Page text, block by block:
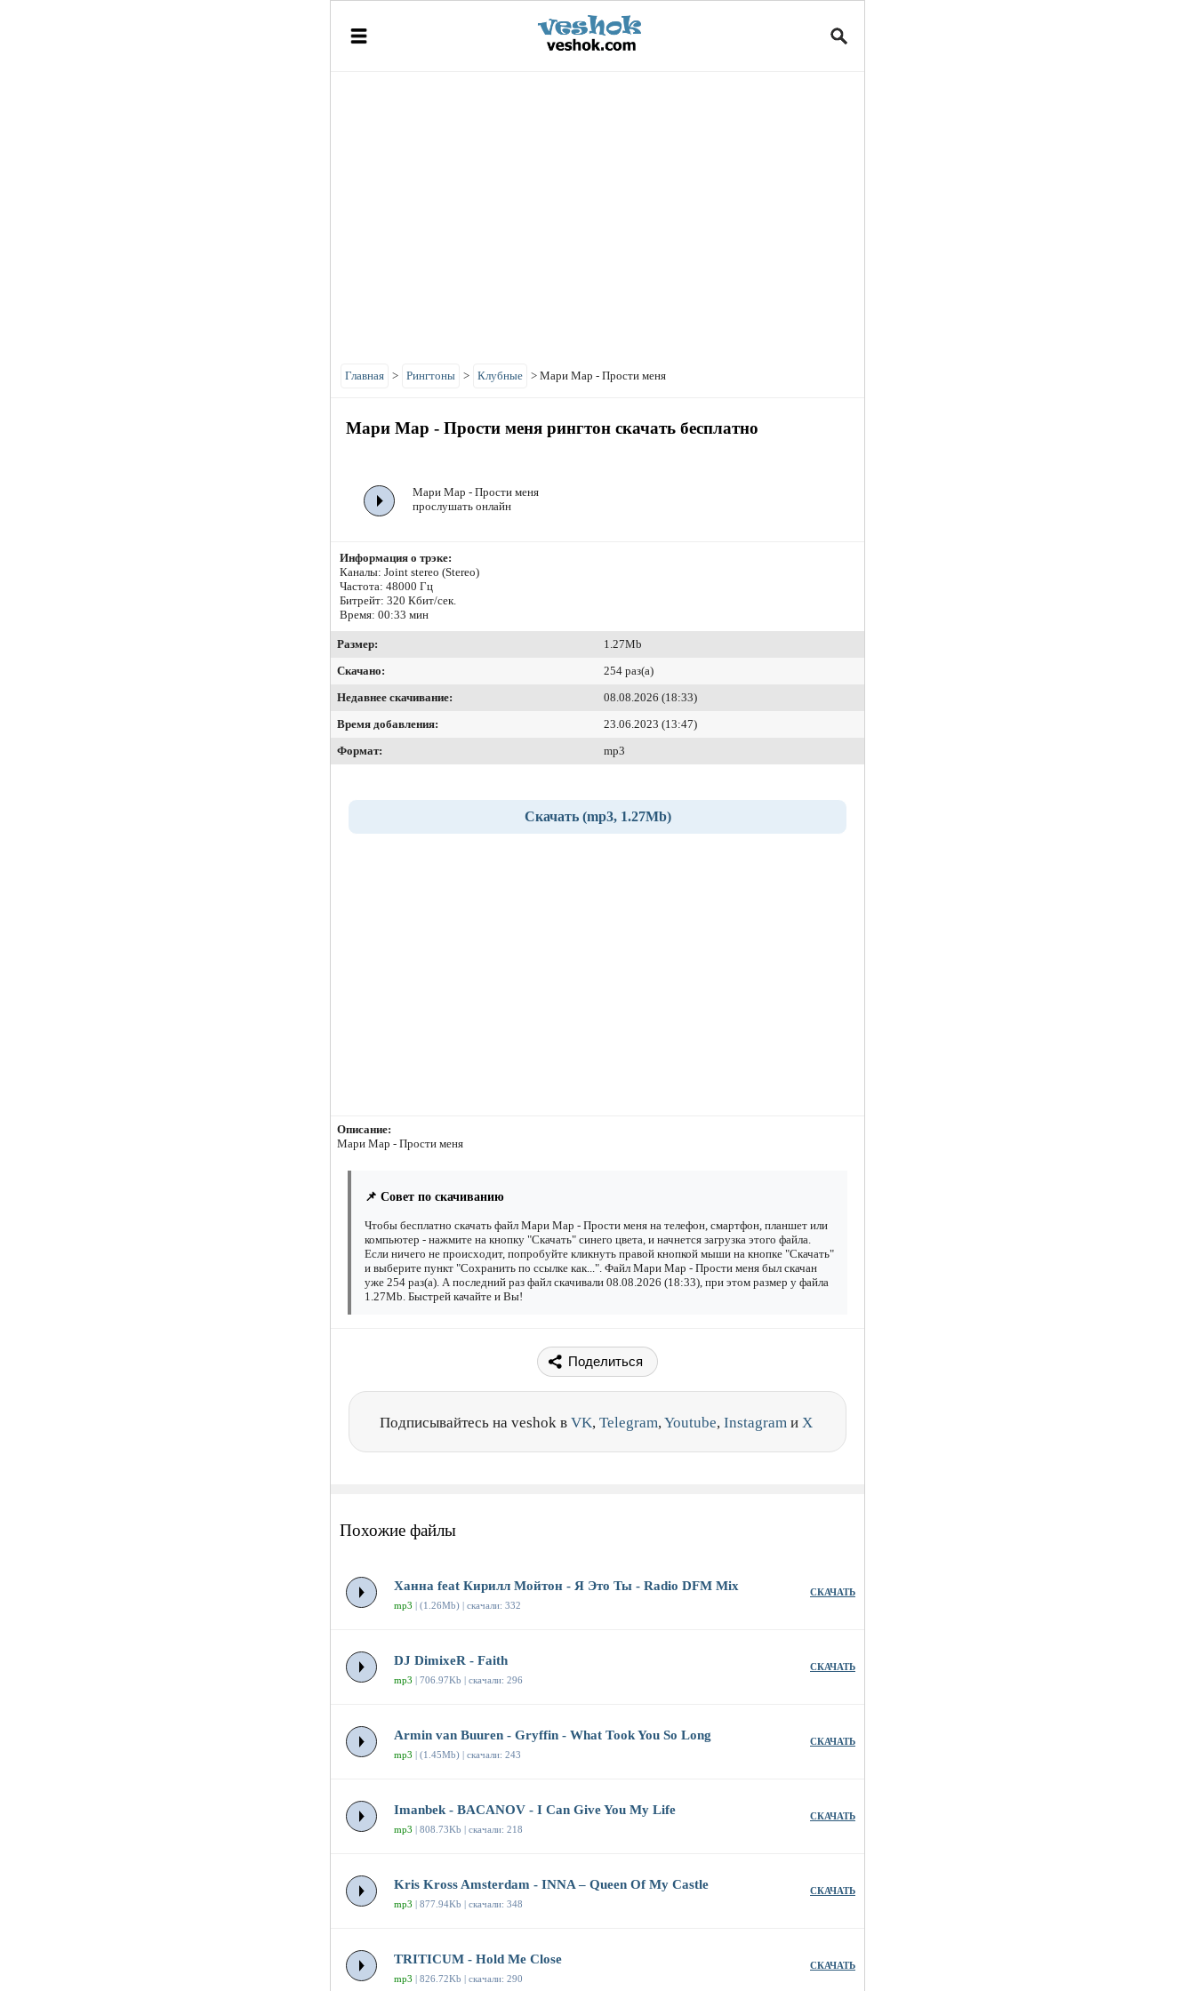
Главная > Рингтоны > Клубные > Мари Мар - Прости меня
Мари Мар - Прости меня рингтон скачать бесплатно
Мари Мар - Прости меня
прослушать онлайн
Информация о трэке:
Каналы: Joint stereo (Stereo)
Частота: 48000 Гц
Битрейт: 320 Кбит/сек.
Время: 00:33 мин
Размер:
1.27Mb
Скачано:
254 раз(а)
Недавнее скачивание:
08.08.2026 (18:33)
Время добавления:
23.06.2023 (13:47)
Формат:
mp3
Скачать (mp3, 1.27Mb)
Описание:
Мари Мар - Прости меня
📌 Совет по скачиванию
Чтобы бесплатно скачать файл Мари Мар - Прости меня на телефон, смартфон, планшет или
компьютер - нажмите на кнопку "Скачать" синего цвета, и начнется загрузка этого файла.
Если ничего не происходит, попробуйте кликнуть правой кнопкой мыши на кнопке "Скачать"
и выберите пункт "Сохранить по ссылке как...". Файл Мари Мар - Прости меня был скачан
уже 254 раз(а). А последний раз файл скачивали 08.08.2026 (18:33), при этом размер у файла
1.27Mb. Быстрей качайте и Вы!
Поделиться
Подписывайтесь на veshok в VK, Telegram,Youtube, Instagram и X
Похожие файлы
Ханна feat Кирилл Мойтон - Я Это Ты - Radio DFM Mix
mp3 | (1.26Mb) | скачали: 332
СКАЧАТЬ
DJ DimixeR - Faith
mp3 | 706.97Kb | скачали: 296
СКАЧАТЬ
Armin van Buuren - Gryffin - What Took You So Long
mp3 | (1.45Mb) | скачали: 243
СКАЧАТЬ
Imanbek - BACANOV - I Can Give You My Life
mp3 | 808.73Kb | скачали: 218
СКАЧАТЬ
Kris Kross Amsterdam - INNA – Queen Of My Castle
mp3 | 877.94Kb | скачали: 348
СКАЧАТЬ
TRITICUM - Hold Me Close
mp3 | 826.72Kb | скачали: 290
СКАЧАТЬ